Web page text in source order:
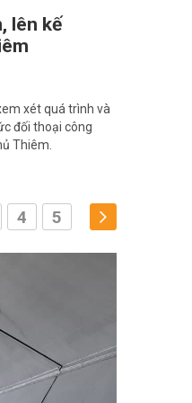
lên kế
xét quá trình và
đối thoại công
Thiêm.
4 5